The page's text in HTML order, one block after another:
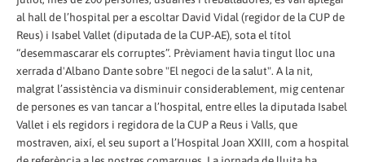
al hall de l’hospital per a escoltar David Vidal (regidor de la CUP de
Reus) i Isabel Vallet (diputada de la CUP-AE), sota el títol
“desemmascarar els corruptes”. Prèviament havia tingut lloc una
xerrada d'Albano Dante sobre "El negoci de la salut". A la nit,
malgrat l’assistència va disminuir considerablement, mig centenar
de persones es van tancar a l’hospital, entre elles la diputada Isabel
Vallet i els regidors i regidora de la CUP a Reus i Valls, que
mostraven, així, el seu suport a l’Hospital Joan XXIII, com a hospital